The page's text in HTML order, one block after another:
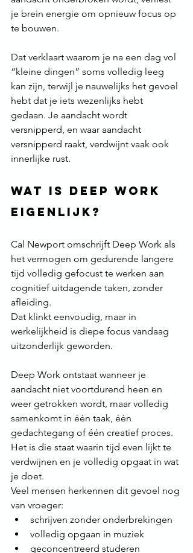
je brein energie om opnieuw focus op
te bouwen.
Dat verklaart waarom je na een dag vol
“kleine dingen” soms volledig leeg
kan zijn, terwijl je nauwelijks het gevoel
hebt dat je iets wezenlijks hebt
gedaan. Je aandacht wordt
versnipperd, en waar aandacht
versnipperd raakt, verdwijnt vaak ook
innerlijke rust.
Wat is Deep Work
eigenlijk?
Cal Newport omschrijft Deep Work als
het vermogen om gedurende langere
tijd volledig gefocust te werken aan
cognitief uitdagende taken, zonder
afleiding.
Dat klinkt eenvoudig, maar in
werkelijkheid is diepe focus vandaag
uitzonderlijk geworden.
Deep Work ontstaat wanneer je
aandacht niet voortdurend heen en
weer getrokken wordt, maar volledig
samenkomt in één taak, één
gedachtegang of één creatief proces.
Het is die staat waarin tijd even lijkt te
verdwijnen en je volledig opgaat in wat
je doet.
Veel mensen herkennen dit gevoel nog
van vroeger:
schrijven zonder onderbrekingen
volledig opgaan in muziek
geconcentreerd studeren